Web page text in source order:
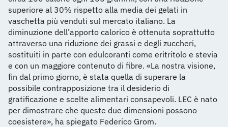
superiore al 30% rispetto alla media dei gelati in
vaschetta più venduti sul mercato italiano. La
diminuzione dell’apporto calorico è ottenuta soprattutto
attraverso una riduzione dei grassi e degli zuccheri,
sostituiti in parte con edulcoranti come eritritolo e stevia
e con un maggiore contenuto di fibre. «La nostra visione,
fin dal primo giorno, è stata quella di superare la
possibile contrapposizione tra il desiderio di
gratificazione e scelte alimentari consapevoli. LEC è nato
per dimostrare che queste due dimensioni possono
coesistere», ha spiegato Federico Grom.